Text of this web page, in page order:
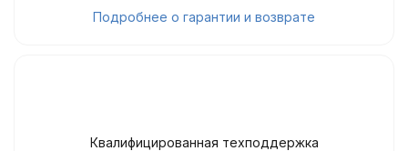
Подробнее о гарантии и возврате
Квалифицированная техподдержка